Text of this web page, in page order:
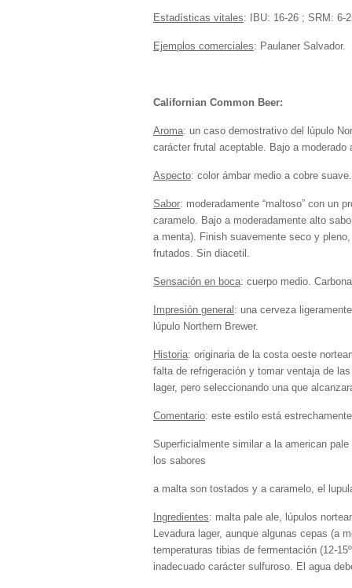
Estadísticas vitales: IBU: 16-26 ; SRM: 6-
Ejemplos comerciales: Paulaner Salvador.
Californian Common Beer:
Aroma: un caso demostrativo del lúpulo
carácter frutal aceptable. Bajo a
Aspecto: color ámbar medio a cobre
Sabor: moderadamente “maltoso” con un
caramelo. Bajo a moderadamente alto
a menta). Finish suavemente seco y
frutados. Sin diacetil.
Sensación en boca: cuerpo medio.
Impresión general : una cerveza
lúpulo Northern Brewer.
Historia: originaria de la costa oeste
falta de refrigeración y tomar ventaja de
lager, pero seleccionando una que
Comentario: este estilo está
Superficialmente similar a la american
los sabores
a malta son tostados y a caramelo, el
Ingredientes: malta pale ale, lúpulos
Levadura lager, aunque algunas cepas (a
temperaturas tibias de fermentación (12-
inadecuado carácter sulfuroso. El agua